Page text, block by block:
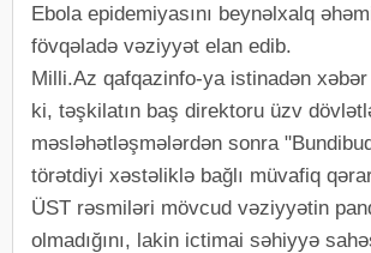
Ebola epidemiyasını beynəlxalq
fövqəladə vəziyyət elan edib.
Milli.Az qafqazinfo-ya istinadən
ki, təşkilatın baş direktoru üzv
məsləhətləşmələrdən sonra
törətdiyi xəstəliklə bağlı müvafiq
ÜST rəsmiləri mövcud vəziyyətin
olmadığını, lakin ictimai səhiyyə